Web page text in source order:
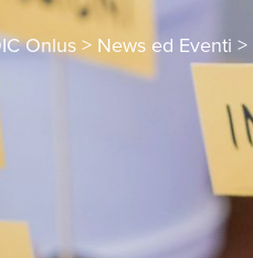
Onlus > News ed Eventi >